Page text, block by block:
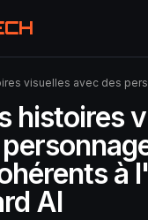
avec des personnages et des scènes
histoires
à
AI